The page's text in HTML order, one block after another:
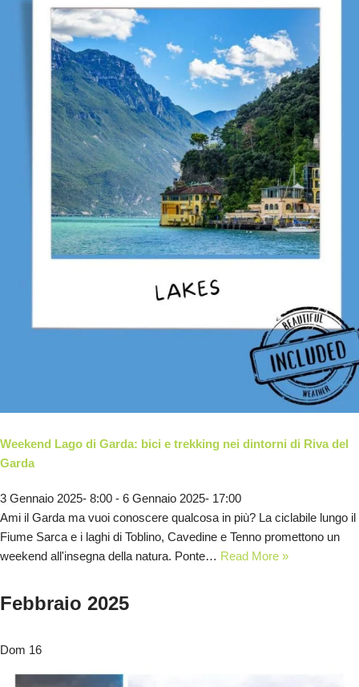
Weekend Lago di Garda: bici e trekking nei dintorni di Riva del
Garda
3 Gennaio 2025- 8:00 - 6 Gennaio 2025- 17:00
Ami il Garda ma vuoi conoscere qualcosa in più? La ciclabile lungo il
Fiume Sarca e i laghi di Toblino, Cavedine e Tenno promettono un
weekend all'insegna della natura. Ponte… Read More »
Febbraio 2025
Dom 16